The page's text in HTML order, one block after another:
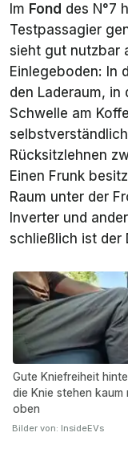
Im Fond des N°7
Testpassagier
sieht gut nutzbar
Einlegeboden: In
den Laderaum, in
Schwelle am
Rücksitzlehnen
Einen Frunk
Raum unter der
Inverter und
schließlich ist der
Gute Kniefreiheit
die Knie stehen kaum
oben
Bilder von: InsideEVs